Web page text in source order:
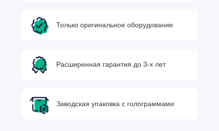
Только оригинальное оборудование
Расширенная гарантия до 3-х лет
Заводская упаковка с голограммами